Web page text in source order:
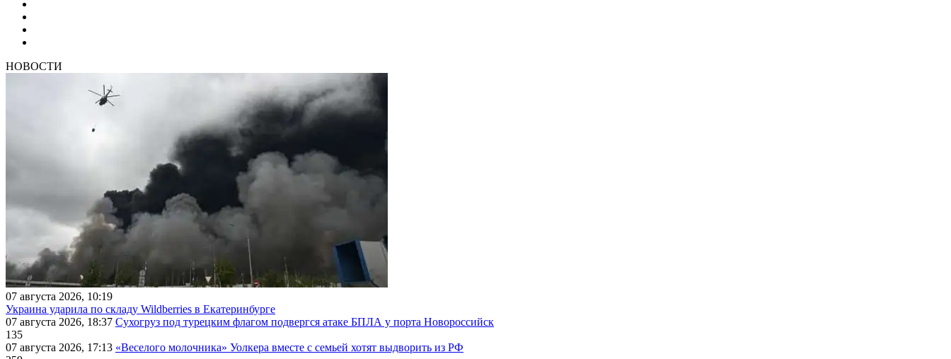
НОВОСТИ
07 августа 2026, 10:19
Украина ударила по складу Wildberries в Екатеринбурге
07 августа 2026, 18:37 Сухогруз под турецким флагом подвергся атаке БПЛА у порта Новороссийск
135
07 августа 2026, 17:13 «Веселого молочника» Уолкера вместе с семьей хотят выдворить из РФ